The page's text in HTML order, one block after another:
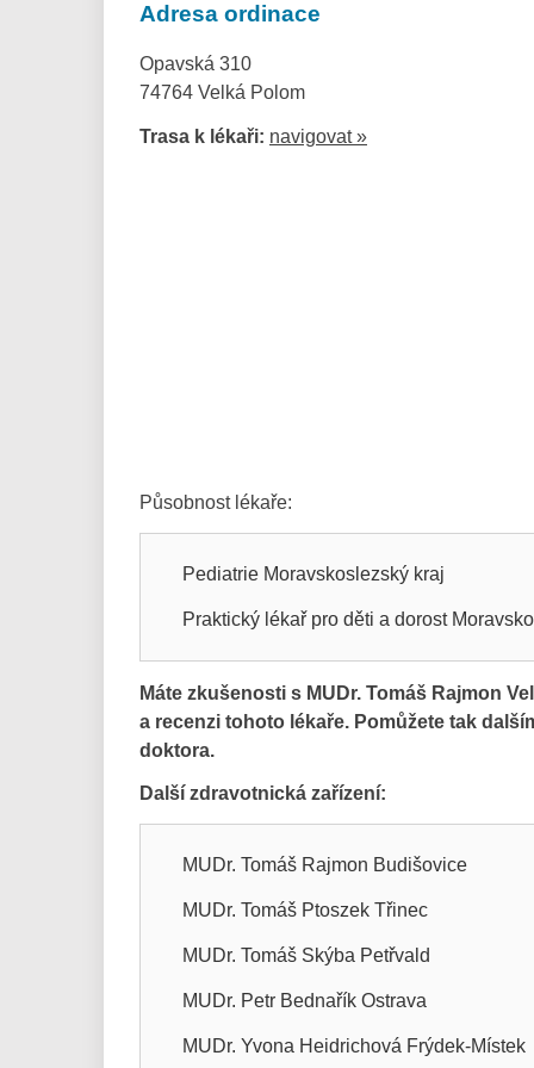
Adresa ordinace
Opavská 310
74764 Velká Polom
Trasa k lékaři: navigovat »
Působnost lékaře:
Pediatrie Moravskoslezský kraj
Praktický lékař pro děti a dorost
Máte zkušenosti s MUDr. Tomáš Rajmon
a recenzi tohoto lékaře. Pomůžete tak
doktora.
Další zdravotnická zařízení:
MUDr. Tomáš Rajmon Budišovice
MUDr. Tomáš Ptoszek Třinec
MUDr. Tomáš Skýba Petřvald
MUDr. Petr Bednařík Ostrava
MUDr. Yvona Heidrichová Frýdek-Místek